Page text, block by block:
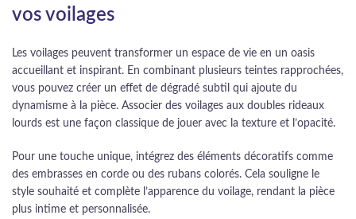
vos voilages
Les voilages peuvent transformer un espace de vie en un oasis
accueillant et inspirant. En combinant plusieurs teintes rapprochées,
vous pouvez créer un effet de dégradé subtil qui ajoute du
dynamisme à la pièce. Associer des voilages aux doubles rideaux
lourds est une façon classique de jouer avec la texture et l’opacité.
Pour une touche unique, intégrez des éléments décoratifs comme
des embrasses en corde ou des rubans colorés. Cela souligne le
style souhaité et complète l’apparence du voilage, rendant la pièce
plus intime et personnalisée.